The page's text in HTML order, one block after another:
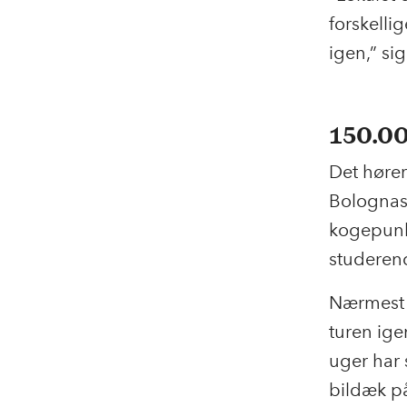
igen,”
Det
turen
uger har
bildæk